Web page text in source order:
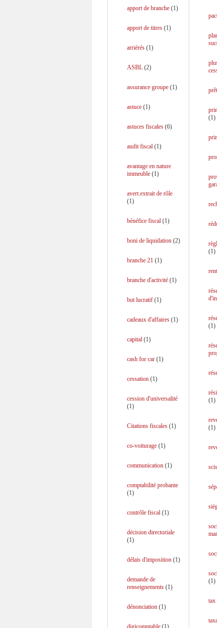
apport de branche (1)
apport de titres (1)
arriérés (1)
ASBL (2)
assurance groupe (1)
astuce (1)
astuces fiscales (6)
audit fiscal (1)
avantage en nature
immeuble (1)
avert.extrait de rôle
(1)
bénéfice fiscal (1)
boni de liquidation (2)
branche 21 (1)
branche d'activité (1)
but lucratif (1)
cadeaux d'affaires (1)
capital (1)
cash for car (1)
cessation (1)
cession d'universalité
(1)
Citations fiscales (1)
co-voiturage (1)
communication (1)
comptabilité probante
(1)
contrôle fiscal (1)
décision directoriale
(1)
délais d'imposition (1)
demande de
renseignements (1)
dénonciation (1)
digicomptable (1)
(1)
(1)
(1)
(1)
(1)
(1)
tax